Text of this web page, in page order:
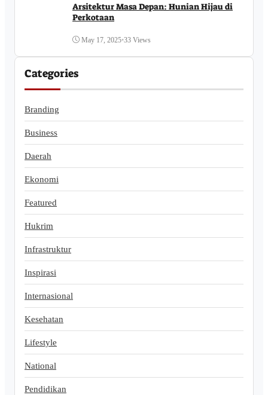
Arsitektur Masa Depan: Hunian Hijau di
Perkotaan
May 17, 2025•33 Views
Categories
Branding
Business
Daerah
Ekonomi
Featured
Hukrim
Infrastruktur
Inspirasi
Internasional
Kesehatan
Lifestyle
National
Pendidikan